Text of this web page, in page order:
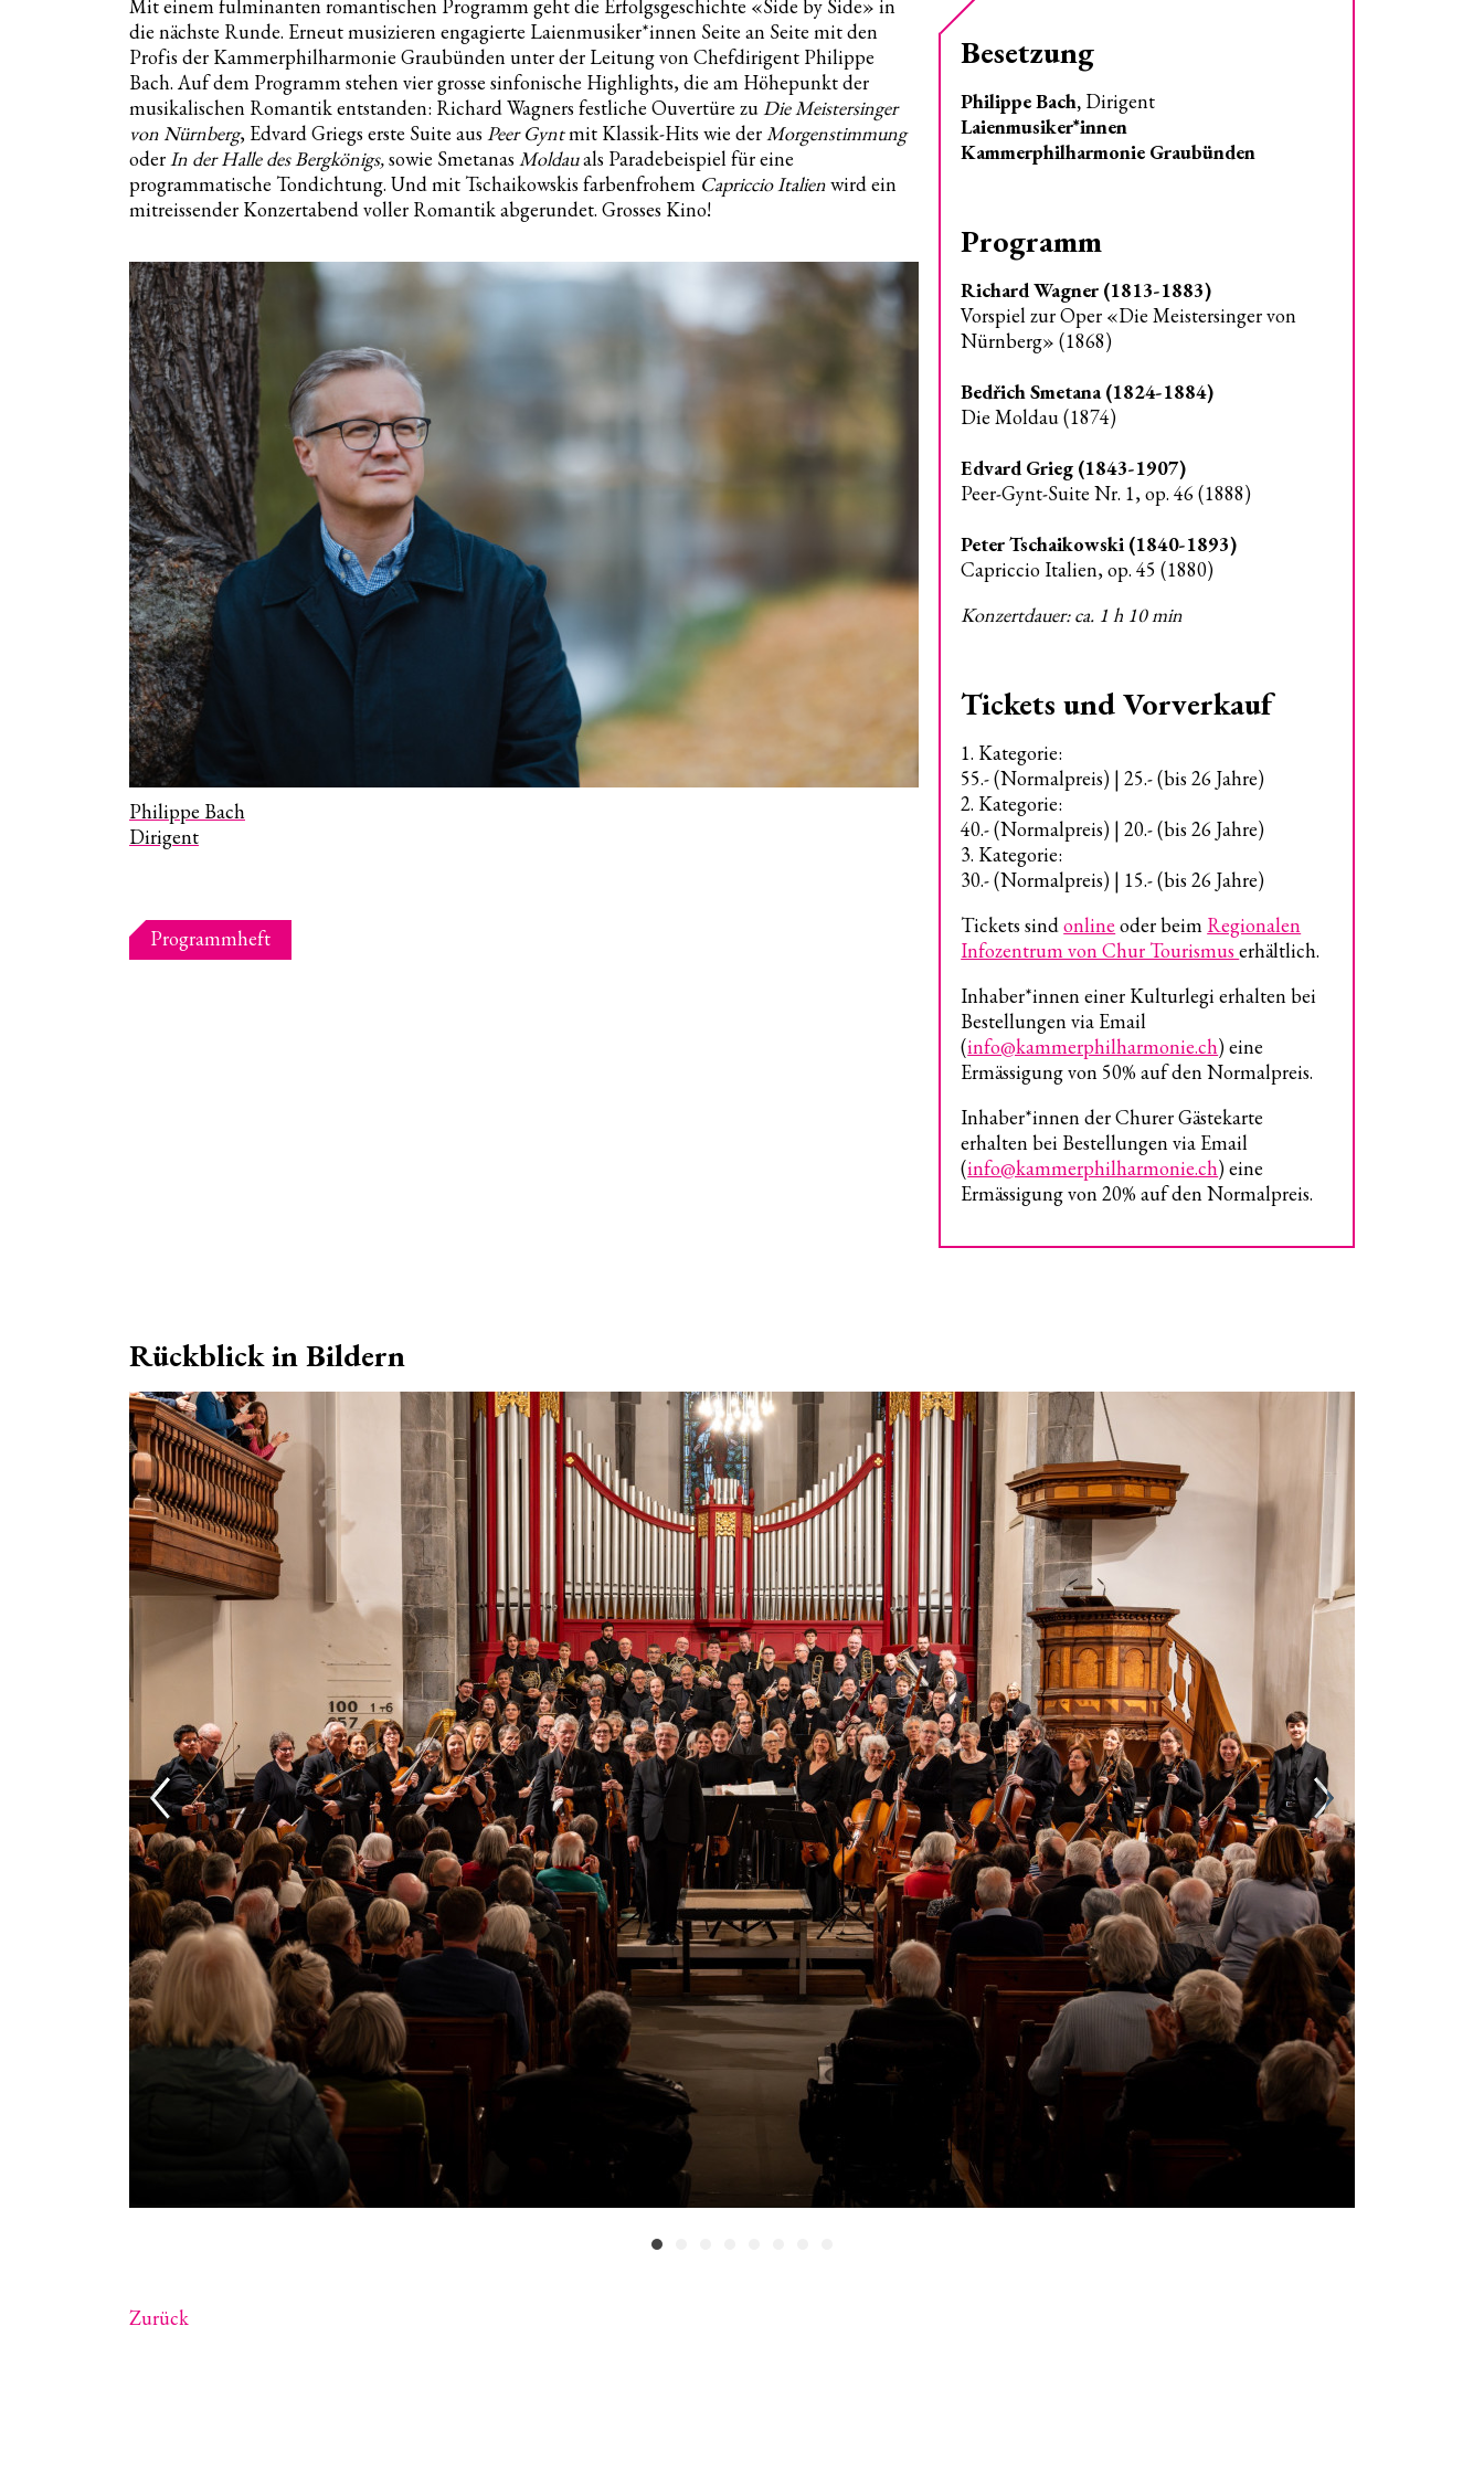
Mit einem fulminanten romantischen Programm geht die Erfolgsgeschichte «Side by Side» in
die nächste Runde. Erneut musizieren engagierte Laienmusiker*innen Seite an Seite mit den
Profis der Kammerphilharmonie Graubünden unter der Leitung von Chefdirigent Philippe
Bach. Auf dem Programm stehen vier grosse sinfonische Highlights, die am Höhepunkt der
musikalischen Romantik entstanden: Richard Wagners festliche Ouvertüre zu Die Meistersinger
von Nürnberg, Edvard Griegs erste Suite aus Peer Gyntmit Klassik-Hits wie der Morgenstimmung
oder In der Halle des Bergkönigs,sowie Smetanas Moldauals Paradebeispiel für eine
programmatische Tondichtung. Und mit Tschaikowskis farbenfrohem Capriccio Italienwird ein
mitreissender Konzertabend voller Romantik abgerundet. Grosses Kino!
Philippe Bach
Dirigent
Programmheft
Besetzung
Philippe Bach, Dirigent
Laienmusiker*innen
Kammerphilharmonie Graubünden
Programm
Richard Wagner (1813-1883)
Vorspiel zur Oper «Die Meistersinger von
Nürnberg» (1868)
Bedřich Smetana (1824-1884)
Die Moldau (1874)
Edvard Grieg (1843-1907)
Peer-Gynt-Suite Nr. 1, op. 46 (1888)
Peter Tschaikowski (1840-1893)
Capriccio Italien, op. 45 (1880)
Konzertdauer: ca. 1 h 10 min
Tickets und Vorverkauf
1. Kategorie:
55.- (Normalpreis) | 25.- (bis 26 Jahre)
2. Kategorie:
40.- (Normalpreis) | 20.- (bis 26 Jahre)
3. Kategorie:
30.- (Normalpreis) | 15.- (bis 26 Jahre)
Tickets sindonline oder beim Regionalen
Infozentrum von Chur Tourismuserhältlich.
Inhaber*innen einer Kulturlegi erhalten bei
Bestellungen via Email
(info@kammerphilharmonie.ch) eine
Ermässigung von 50% auf den Normalpreis.
Inhaber*innen der Churer Gästekarte
erhalten bei Bestellungen via Email
(info@kammerphilharmonie.ch) eine
Ermässigung von 20% auf den Normalpreis.
Rückblick in Bildern
Zurück